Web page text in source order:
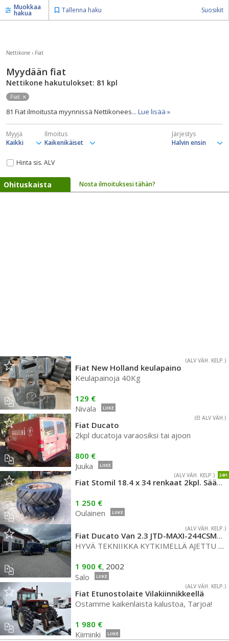
Muokkaa
hakua Tallenna haku Suosikit
Nettikone › Fiat
Myydään fiat
Nettikone hakutulokset: 81 kpl
Fiat
81 Fiat ilmoitusta myynnissä Nettikonees... Lue lisää »
Myyjä Ilmoitus Järjestys
Hinta sis. ALV
Ohituskaista Nosta ilmoituksesi tähän?
(ALV VÄH. KELP.)
Fiat New Holland keulapaino
Keulapainoja 40Kg
129 €
Nivala
LIIKE
(EI ALV VÄH.)
Fiat Ducato
2kpl ducatoja varaosiksi tai ajoon
800 €
Juuka
LIIKE
24H
(ALV VÄH. KELP.)
Fiat Stomil 18.4 x 34 renkaat 2kpl. Säädettävillä painovanteilla
1 250 €
Oulainen
LIIKE
(ALV VÄH. KELP.)
Fiat Ducato Van 2.3 JTD-MAXI-244CSMNC1AY/370
HYVÄ TEKNIIKKA KYTKIMELLÄ AJETTU NOIN 1000KM KATSASTAMATON(RUOSTE...
1 900 €, 2002
Salo
LIIKE
(ALV VÄH. KELP.)
Fiat Etunostolaite Vilakiinnikkeellä
Ostamme kaikenlaista kalustoa, Tarjoa!
1 980 €
Kiiminki
LIIKE